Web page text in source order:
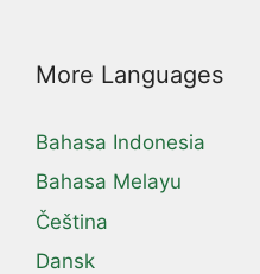
More Languages
Bahasa Indonesia
Bahasa Melayu
Čeština
Dansk